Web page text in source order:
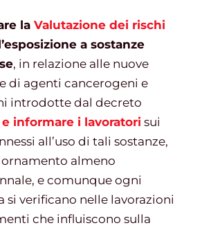
la Valutazione dei rischi
a sostanze
, in relazione alle nuove
di agenti cancerogeni e
introdotte dal decreto
informare i lavoratori sui
all’uso di tali sostanze,
almeno
e comunque ogni
si verificano nelle lavorazioni
che influiscono sulla